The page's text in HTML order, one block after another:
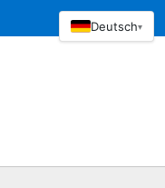
Deutsch▾